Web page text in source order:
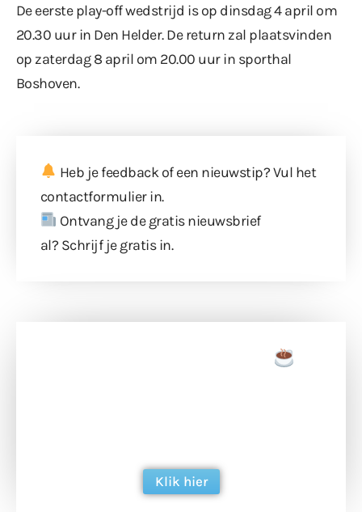
De eerste play-off wedstrijd is op dinsdag 4 april om
20.30 uur in Den Helder. De return zal plaatsvinden
op zaterdag 8 april om 20.00 uur in sporthal
Boshoven.
Heb je feedback of een nieuwstip? Vul het
contactformulierin.
Ontvang je de gratis nieuwsbrief
al? Schrijf je gratis in.
Klik hier